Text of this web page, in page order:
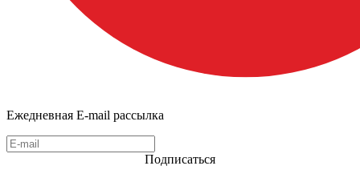
Ежедневная E-mail рассылка
Подписаться